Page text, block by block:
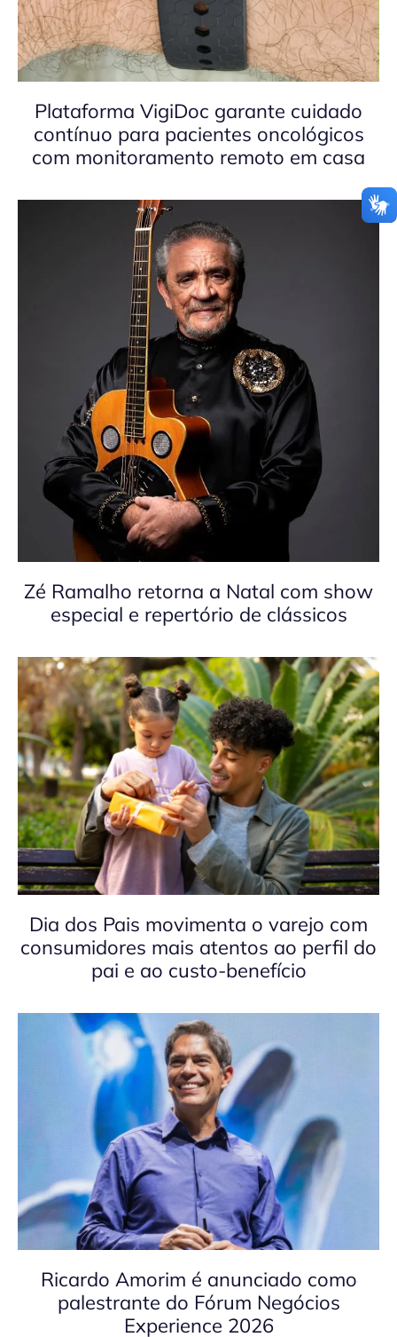
Plataforma VigiDoc garante cuidado
contínuo para pacientes oncológicos
com monitoramento remoto em casa
Zé Ramalho retorna a Natal com show
especial e repertório de clássicos
Dia dos Pais movimenta o varejo com
consumidores mais atentos ao perfil do
pai e ao custo-benefício
Ricardo Amorim é anunciado como
palestrante do Fórum Negócios
Experience 2026